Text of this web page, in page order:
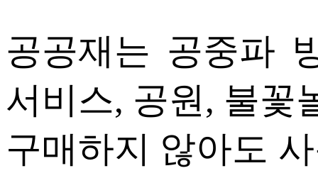
공공재는 공중파
서비스, 공원, 불꽃
구매하지 않아도